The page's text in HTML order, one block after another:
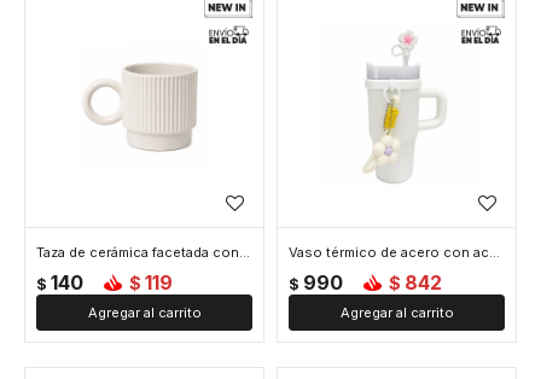
Taza de cerámica facetada con asa circular - Blanco
$ 140 $ 119
Vaso térmico de acero con accesorios y tapita 420ml - Blanco
$ 990 $ 842